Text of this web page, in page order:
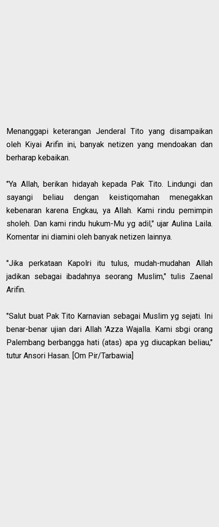
Menanggapi keterangan Jenderal Tito yang disampaikan
oleh Kiyai Arifin ini, banyak netizen yang mendoakan dan
berharap kebaikan.
"Ya Allah, berikan hidayah kepada Pak Tito. Lindungi dan
sayangi beliau dengan keistiqomahan menegakkan
kebenaran karena Engkau, ya Allah. Kami rindu pemimpin
sholeh. Dan kami rindu hukum-Mu yg adil," ujar Aulina Laila.
Komentar ini diamini oleh banyak netizen lainnya.
"Jika perkataan Kapolri itu tulus, mudah-mudahan Allah
jadikan sebagai ibadahnya seorang Muslim," tulis Zaenal
Arifin.
"Salut buat Pak Tito Karnavian sebagai Muslim yg sejati. Ini
benar-benar ujian dari Allah 'Azza Wajalla. Kami sbgi orang
Palembang berbangga hati (atas) apa yg diucapkan beliau,"
tutur Ansori Hasan. [Om Pir/Tarbawia]